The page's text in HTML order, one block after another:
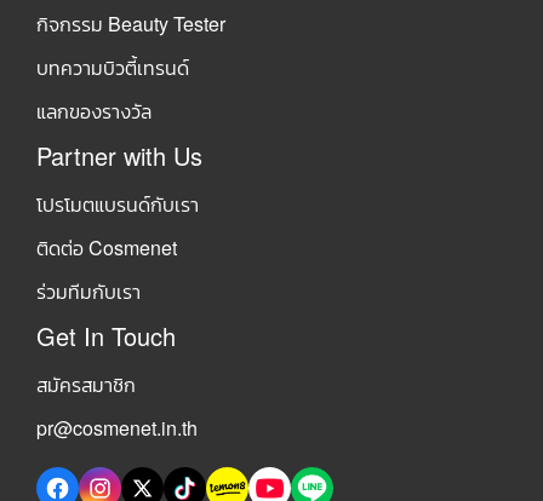
กิจกรรม Beauty Tester
บทความบิวตี้เทรนด์
แลกของรางวัล
Partner with Us
โปรโมตแบรนด์กับเรา
ติดต่อ Cosmenet
ร่วมทีมกับเรา
Get In Touch
สมัครสมาชิก
pr@cosmenet.in.th